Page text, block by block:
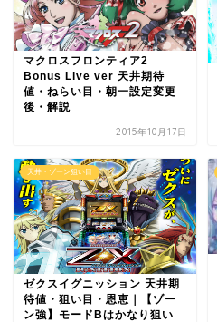
マクロスフロンティア2
Bonus Live ver 天井期待
値・ねらい目・朝一設定変更
後・解説
2015年10月17日
天井・ゾーン狙い目
ゼクスイグニッション 天井期
待値・狙い目・恩恵｜【ゾー
ン強】モードBはかなり狙い